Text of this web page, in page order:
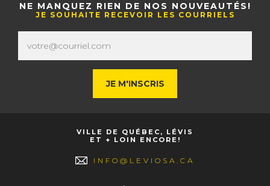
NE MANQUEZ RIEN DE NOS NOUVEAUTÉS!
JE SOUHAITE RECEVOIR LES COURRIELS
VILLE DE QUÉBEC, LÉVIS
ET + LOIN ENCORE!
INFO@LEVIOSA.CA